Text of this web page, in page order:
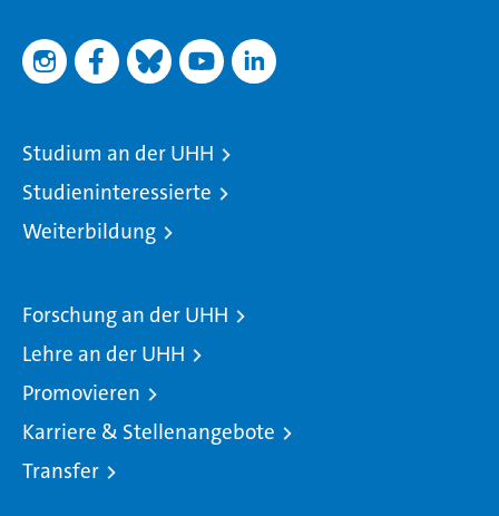
Studium an der UHH
Studieninteressierte
Weiterbildung
Forschung an der UHH
Lehre an der UHH
Promovieren
Karriere & Stellenangebote
Transfer